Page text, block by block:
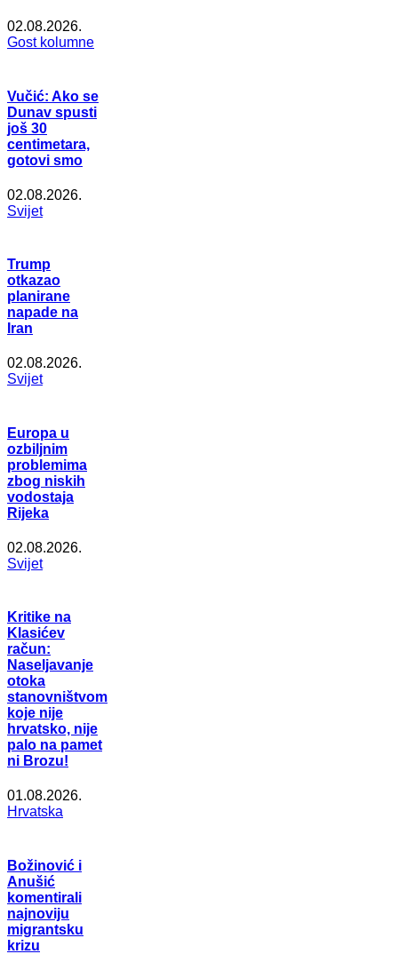
02.08.2026.
Gost kolumne
Vučić: Ako se
Dunav spusti
još 30
centimetara,
gotovi smo
02.08.2026.
Svijet
Trump
otkazao
planirane
napade na
Iran
02.08.2026.
Svijet
Europa u
ozbiljnim
problemima
zbog niskih
vodostaja
Rijeka
02.08.2026.
Svijet
Kritike na
Klasićev
račun:
Naseljavanje
otoka
stanovništvom
koje nije
hrvatsko, nije
palo na pamet
ni Brozu!
01.08.2026.
Hrvatska
Božinović i
Anušić
komentirali
najnoviju
migrantsku
krizu